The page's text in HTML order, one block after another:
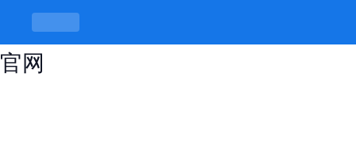
徐州品茶，水里水外有门道 -k8凯发
官网